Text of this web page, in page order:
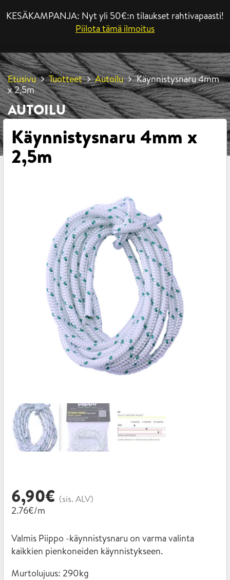
KESÄKAMPANJA: Nyt yli 50€:n tilaukset rahtivapaasti!
Piilota tämä ilmoitus
Etusivu Tuotteet Autoilu
Käynnistysnaru 4mm
x 2,5m
AUTOILU
Käynnistysnaru 4mm x
2,5m
6,90€ (sis. ALV)
2.76€/m
Valmis Piippo -käynnistysnaru on varma valinta
kaikkien pienkoneiden käynnistykseen.
Murtolujuus: 290kg